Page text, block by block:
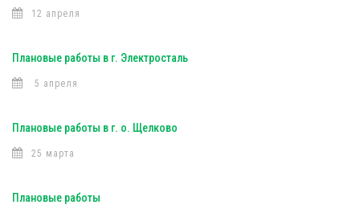
12 апреля
Плановые работы в г. Электросталь
5 апреля
Плановые работы в г. о. Щелково
25 марта
Плановые работы